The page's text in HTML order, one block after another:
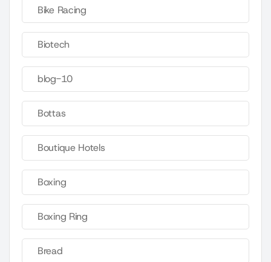
Bike Racing
Biotech
blog-10
Bottas
Boutique Hotels
Boxing
Boxing Ring
Bread